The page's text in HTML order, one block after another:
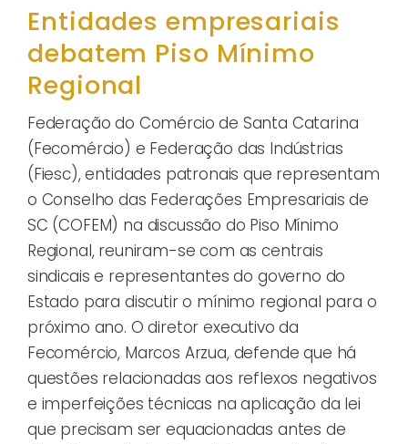
Entidades empresariais
debatem Piso Mínimo
Regional
Federação do Comércio de Santa Catarina
(Fecomércio) e Federação das Indústrias
(Fiesc), entidades patronais que representam
o Conselho das Federações Empresariais de
SC (COFEM) na discussão do Piso Mínimo
Regional, reuniram-se com as centrais
sindicais e representantes do governo do
Estado para discutir o mínimo regional para o
próximo ano. O diretor executivo da
Fecomércio, Marcos Arzua, defende que há
questões relacionadas aos reflexos negativos
e imperfeições técnicas na aplicação da lei
que precisam ser equacionadas antes de